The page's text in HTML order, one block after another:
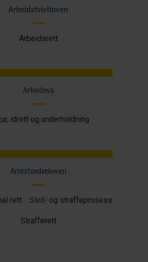
Arbeidstvistloven
Arbeidsrett
Arkivlova
idrett og underholdning
Arrestordreloven
rett Sivil- og straffeprosess
Strafferett